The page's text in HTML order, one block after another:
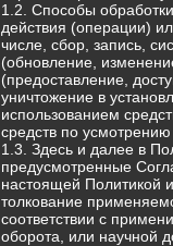
1.2. Способы
действия (операции)
числе, сбор, запись,
(обновление,
(предоставление,
уничтожение в
использованием
средств по
1.3. Здесь и далее в
предусмотренные
настоящей Политикой
толкование
соответствии с
оборота, или научной